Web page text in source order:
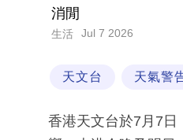
消閒
生活 Jul 7 2026
天文台 天氣警
香港天文台於7月7日